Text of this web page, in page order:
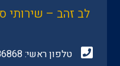
לב זהב – שירותי
טלפון ראשי: